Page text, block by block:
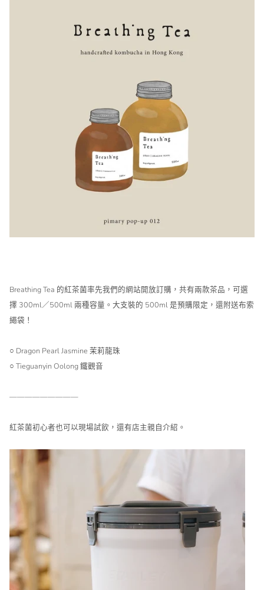
Breathing Tea 的紅茶菌率先我們的網站開放訂購，共有兩款茶品，可選
擇 300ml／500ml 兩種容量。大支裝的 500ml 是預購限定，還附送布索
繩袋！
○ Dragon Pearl Jasmine 茉莉龍珠
○ Tieguanyin Oolong 鐵觀音
—————————
紅茶菌初心者也可以現場試飲，還有店主親自介紹。